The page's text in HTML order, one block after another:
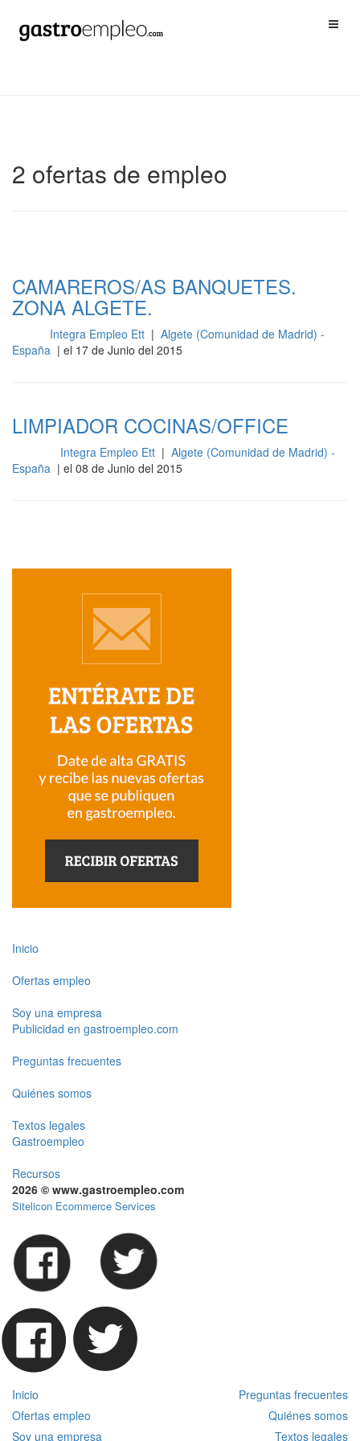
2 ofertas de empleo
CAMAREROS/AS BANQUETES.
ZONA ALGETE.
Integra Empleo Ett | Algete (Comunidad de Madrid) -
España | el 17 de Junio del 2015
LIMPIADOR COCINAS/OFFICE
Integra Empleo Ett | Algete (Comunidad de Madrid) -
España | el 08 de Junio del 2015
Inicio
Ofertas empleo
Soy una empresa
Publicidad en gastroempleo.com
Preguntas frecuentes
Quiénes somos
Textos legales
Gastroempleo
Recursos
2026 © www.gastroempleo.com
Sitelicon Ecommerce Services
Inicio
Preguntas frecuentes
Ofertas empleo
Quiénes somos
Soy una empresa
Textos legales